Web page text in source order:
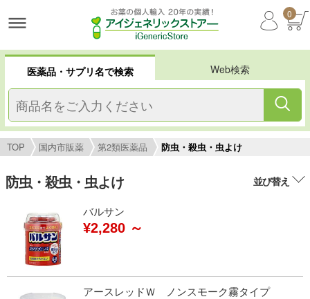
0
医薬品・サプリ名で検索 Web検索
TOP 国内市販薬 第2類医薬品 防虫・殺虫・虫よけ
防虫・殺虫・虫よけ 並び替え
バルサン
¥2,280 ～
アースレッドＷ ノンスモーク霧タイプ